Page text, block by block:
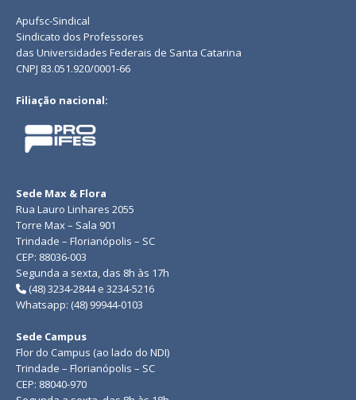
Apufsc-Sindical
Sindicato dos Professores
das Universidades Federais de Santa Catarina
CNPJ 83.051.920/0001-66
Filiação nacional:
Sede Max & Flora
Rua Lauro Linhares 2055
Torre Max – Sala 901
Trindade – Florianópolis – SC
CEP: 88036-003
Segunda a sexta, das 8h às 17h
(48) 3234-2844 e 3234-5216
Whatsapp: (48) 99944-0103
Sede Campus
Flor do Campus (ao lado do NDI)
Trindade – Florianópolis – SC
CEP: 88040-970